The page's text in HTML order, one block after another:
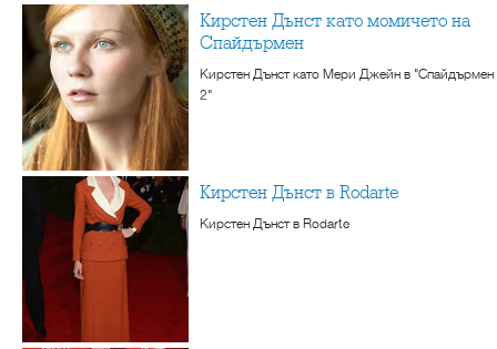
Кирстен Дънст като момичето на
Спайдърмен
Кирстен Дънст като Мери Джейн в "Спайдърмен
2"
Кирстен Дънст в Rodarte
Кирстен Дънст в Rodarte